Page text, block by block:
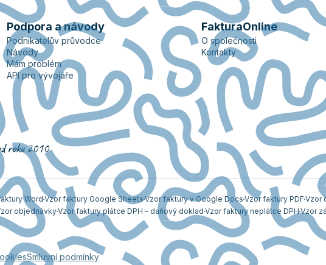
Podpora a návody
Podnikatelův průvodce
Návody
Mám problém
API pro vývojáře
FakturaOnline
O společnosti
Kontakty
roku 2010
WordVzor faktury Google SheetsVzor faktury v Google Docs Vzor faktury PDF Vzor
objednávkyVzor faktury plátce DPH - daňový doklad Vzor faktury neplátce DPHVzor
Smluvní podmínky